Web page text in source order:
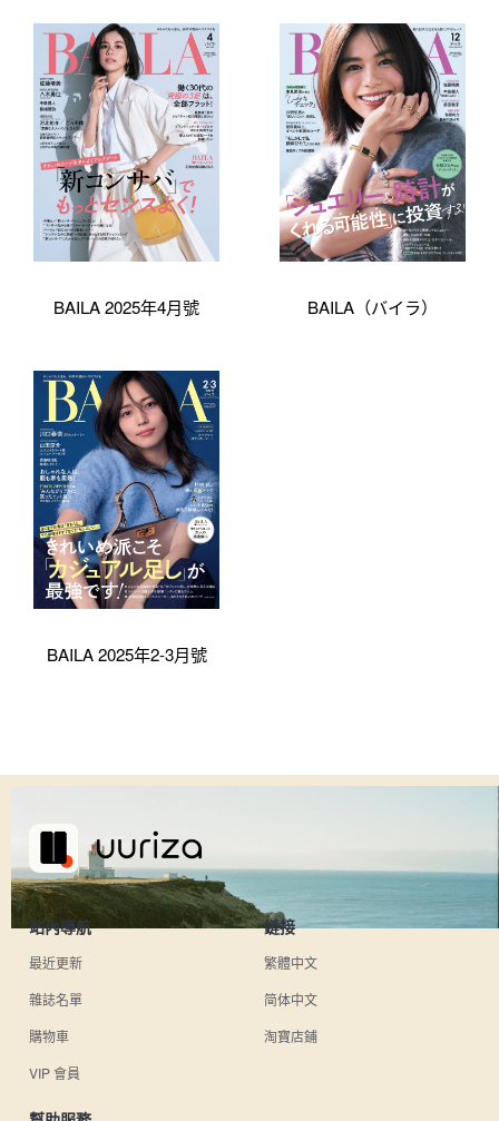
BAILA 2025年4月號 BAILA（バイラ）
BAILA 2025年2-3月號
站內導航
最近更新
雜誌名單
購物車
VIP 會員
鏈接
繁體中文
简体中文
淘寶店鋪